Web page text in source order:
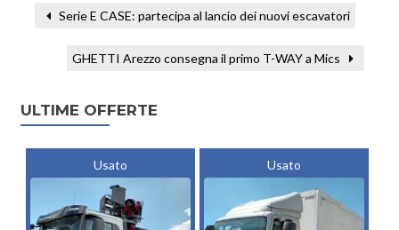
Serie E CASE: partecipa al lancio dei nuovi escavatori
GHETTI Arezzo consegna il primo T-WAY a Mics
ULTIME OFFERTE
Usato Usato